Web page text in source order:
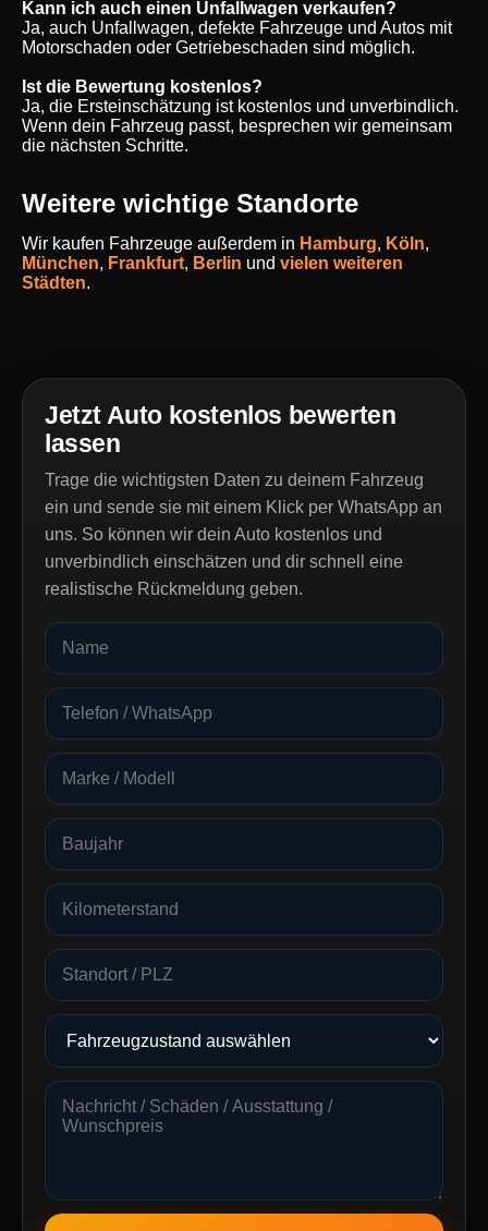
Kann ich auch einen Unfallwagen verkaufen?
Ja, auch Unfallwagen, defekte Fahrzeuge und Autos mit
Motorschaden oder Getriebeschaden sind möglich.
Ist die Bewertung kostenlos?
Ja, die Ersteinschätzung ist kostenlos und unverbindlich.
Wenn dein Fahrzeug passt, besprechen wir gemeinsam
die nächsten Schritte.
Weitere wichtige Standorte
Wir kaufen Fahrzeuge außerdem in Hamburg, Köln,
München, Frankfurt, Berlin und vielen weiteren
Städten.
Jetzt Auto kostenlos bewerten
lassen
Trage die wichtigsten Daten zu deinem Fahrzeug
ein und sende sie mit einem Klick per WhatsApp an
uns. So können wir dein Auto kostenlos und
unverbindlich einschätzen und dir schnell eine
realistische Rückmeldung geben.